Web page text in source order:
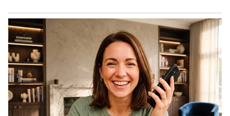
ನಟಿಸಿದ್ದಾರೆ. ‘ಸಿಂದ್ಲಿಂಗು2’ ಇವರು ನಟಿಸಿದ ಕೊನೆಯ ಚಿತ್ರ.
ಇನ್ನು ಸೋನು ಗೌಡ ಜೀ ಕನ್ನಡದ ಜನಪ್ರಿಯ
‘’ಜೊತೆಜೊತೆಯಲಿ’ ಧಾರಾವಾಹಿಯಲ್ಲಿ ರಾಜನಂದಿನಿ
ಪಾತ್ರದಲ್ಲಿ ಮಿಂಚಿದ್ದರು.